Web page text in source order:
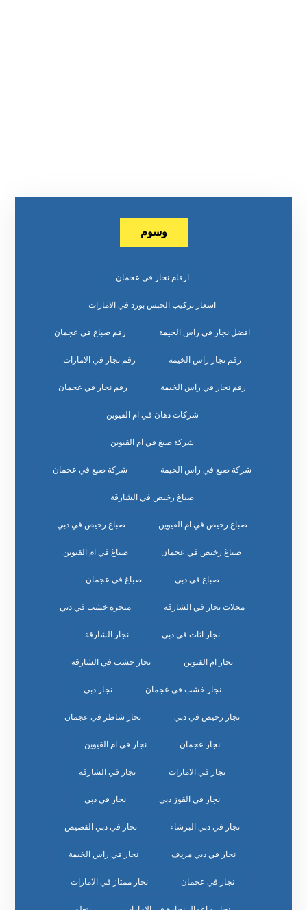
وسوم
ارقام نجار في عجمان
اسعار تركيب الجبس بورد في الامارات
افضل نجار في راس الخيمة رقم صباغ في عجمان
رقم نجار راس الخيمة رقم نجار في الامارات
رقم نجار في راس الخيمة رقم نجار في عجمان
شركات دهان في ام القيوين
شركة صبغ في ام القيوين
شركة صبغ في راس الخيمة شركة صبغ في عجمان
صباغ رخيص في الشارقة
صباغ رخيص في ام القيوين صباغ رخيص في دبي
صباغ رخيص في عجمان صباغ في ام القيوين
صباغ في دبي صباغ في عجمان
محلات نجار في الشارقة منجرة خشب في دبي
نجار اثاث في دبي نجار الشارقة
نجار ام القيوين نجار خشب في الشارقة
نجار خشب في عجمان نجار دبي
نجار رخيص في دبي نجار شاطر في عجمان
نجار عجمان نجار في ام القيوين
نجار في الامارات نجار في الشارقة
نجار في القوز دبي نجار في دبي
نجار في دبي البرشاء نجار في دبي القصيص
نجار في دبي مردف نجار في راس الخيمة
نجار في عجمان نجار ممتاز في الامارات